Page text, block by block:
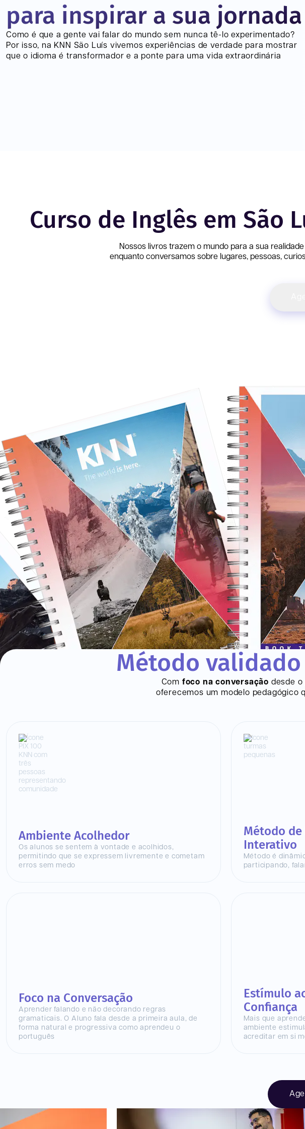
para inspirar a sua jornada
Como é que a gente vai falar do mundo sem nunca tê-lo experimentado?
Por isso, na KNN São Luís vivemos experiências de verdade para mostrar
que o idioma é transformador e a ponte para uma vida extraordinária
Curso de Inglês em São
Nossos livros trazem o mundo para a sua
enquanto conversamos sobre lugares, pessoas,
Método
Com foco na conversação desde o
oferecemos um modelo pedagógico
Ambiente Acolhedor
Os alunos se sentem à vontade e acolhidos,
permitindo que se expressem livremente e cometam
erros sem medo
Método
Interativo
Método é
participando,
Foco na Conversação
Aprender falando e não decorando regras
gramaticais. O Aluno fala desde a primeira aula, de
forma natural e progressiva como aprendeu o
português
Estímulo
Confiança
Mais que
ambiente
acreditar em si